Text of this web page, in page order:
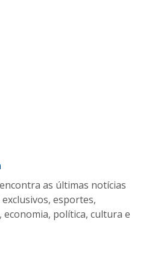
as últimas notícias
esportes,
política, cultura e